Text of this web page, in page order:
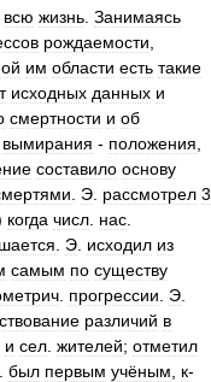
всю жизнь Занимаясь
рождаемости
им области есть такие
исходных данных и
смертности и об
вымирания - положения
составило основу
Э рассмотрел 3
когда числ нас
Э исходил из
самым по существу
прогрессии Э
различий в
и сел жителей; отметил
был первым учёным к-